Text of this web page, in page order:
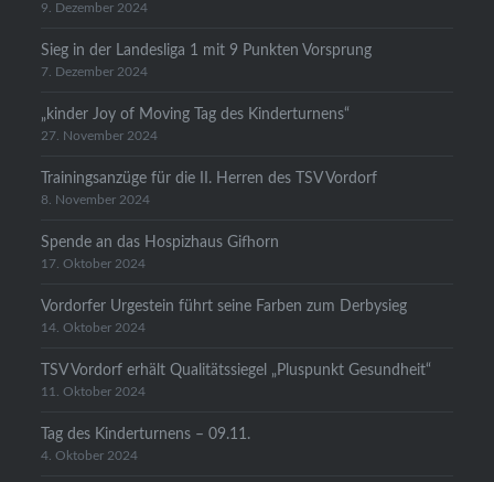
9. Dezember 2024
Sieg in der Landesliga 1 mit 9 Punkten Vorsprung
7. Dezember 2024
„kinder Joy of Moving Tag des Kinderturnens“
27. November 2024
Trainingsanzüge für die II. Herren des TSV Vordorf
8. November 2024
Spende an das Hospizhaus Gifhorn
17. Oktober 2024
Vordorfer Urgestein führt seine Farben zum Derbysieg
14. Oktober 2024
TSV Vordorf erhält Qualitätssiegel „Pluspunkt Gesundheit“
11. Oktober 2024
Tag des Kinderturnens – 09.11.
4. Oktober 2024